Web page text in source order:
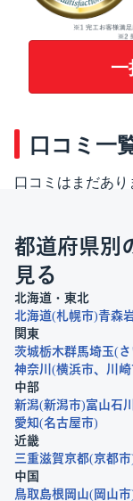
口コミ一
口コミはまだあり
都道府県別
見る
北海道・東北
北海道 札幌市 青森
関東
茨城栃木群馬埼玉
神奈川
横浜市 川
中部
新潟 新潟市 富山石川
愛知 名古屋市
近畿
三重滋賀京都 京都市
中国
鳥取 島根 岡山 岡山市